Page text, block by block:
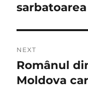
NEXT
Next
post:
Românul
Moldova